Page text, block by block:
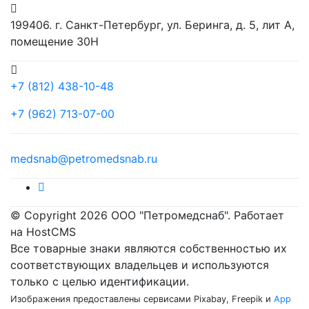
199406. г. Санкт-Петербург, ул. Беринга, д. 5, лит А,
помещение 30Н
+7 (812) 438-10-48
+7 (962) 713-07-00
medsnab@petromedsnab.ru
© Copyright 2026 ООО "Петромедснаб". Работает
на HostCMS
Все товарные знаки являются собственностью их
соответствующих владельцев и используются
только с целью идентификации.
Изображения предоставлены сервисами Pixabay, Freepik и App